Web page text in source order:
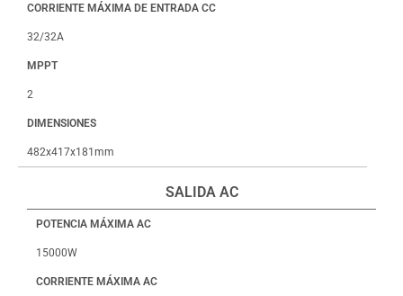
CORRIENTE MÁXIMA DE ENTRADA CC
32/32A
MPPT
2
DIMENSIONES
482x417x181mm
SALIDA AC
POTENCIA MÁXIMA AC
15000W
CORRIENTE MÁXIMA AC